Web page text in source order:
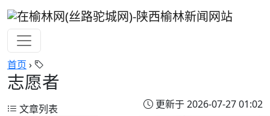
首页 ›
志愿者
更新于 2026-07-27 01:02
文章列表